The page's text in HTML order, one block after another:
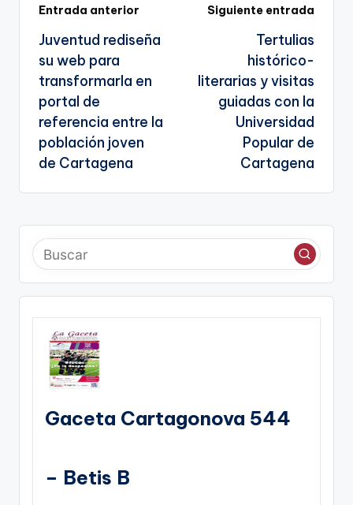
a
te
Navegación
de
entradas
Entrada anterior
Juventud rediseña
su web para
transformarla en
portal de
referencia entre la
población joven
de Cartagena
Siguiente entrada
Tertulias
histórico-
literarias y visitas
guiadas con la
Universidad
Popular de
Cartagena
Gaceta Cartagonova 544
– Betis B